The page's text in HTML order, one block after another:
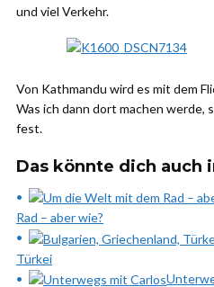
und viel Verkehr.
Von Kathmandu wird es mit dem
Was ich dann dort machen werde,
fest.
Das könnte dich auch
Rad – aber wie?
Türkei